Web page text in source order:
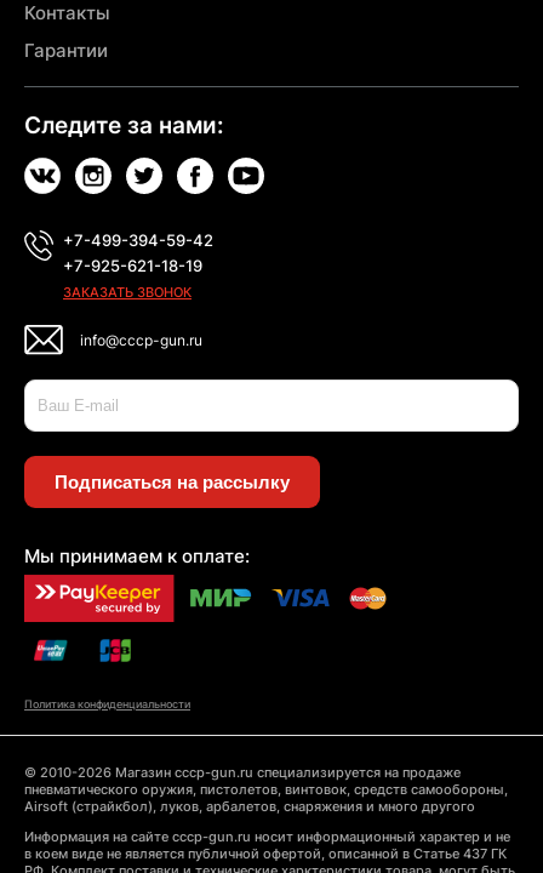
Контакты
Гарантии
Следите за нами:
+7-499-394-59-42
+7-925-621-18-19
ЗАКАЗАТЬ ЗВОНОК
info@cccp-gun.ru
Подписаться на рассылку
Мы принимаем к оплате:
Политика конфиденциальности
© 2010-2026 Магазин cccp-gun.ru специализируется на продаже
пневматического оружия, пистолетов, винтовок, средств самообороны,
Airsoft (страйкбол), луков, арбалетов, снаряжения и много другого
Информация на сайте cccp-gun.ru носит информационный характер и не
в коем виде не является публичной офертой, описанной в Статье 437 ГК